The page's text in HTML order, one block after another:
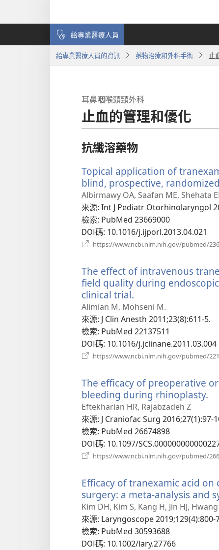
給專業醫療人員
給專業醫療人員的資訊 藥物治療和外科手術 止
耳鼻咽喉頭頸外科
止血的管理和優化
抗纖溶藥物
Topical application of
blind, prospective,
Albirmawy OA, Saafan ME, Shehata
來源‎: Int J Pediatr Otorhinolaryngol
檢索‎: PubMed 23669000
DOI碼‎: 10.1016/j.ijporl.2013.04.021
https://www.ncbi.nlm.nih.gov/pubmed/
The effect of intravenous
field quality during
clinical trial.
啟
新
視
窗）
Alimian M, Mohseni M.
來源‎: J Clin Anesth 2011;23(8):611-5.
檢索‎: PubMed 22137511
DOI碼‎: 10.1016/j.jclinane.2011.03.004
https://www.ncbi.nlm.nih.gov/pubmed/
The efficacy of preoperative
bleeding during rhinoplasty.
新
窗
Eftekharian HR, Rajabzadeh Z
來源‎: J Craniofac Surg 2016;27(1):97-
檢索‎: PubMed 26674898
DOI碼‎: 10.1097/
https://www.ncbi.nlm.nih.gov/pubmed/
Efficacy of tranexamic acid
surgery: a meta-analysis and
Kim DH, Kim S, Kang H, Jin HJ, Hwang
來源‎: Laryngoscope 2019;129(4):800-
檢索‎: PubMed 30593688
DOI碼‎: 10.1002/lary.27766